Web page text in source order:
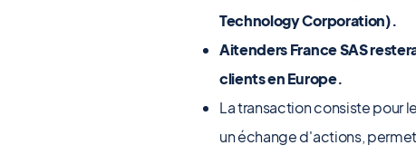
Technology Corporation).
Aitenders France SAS
clients en Europe.
La transaction consiste pour
un échange d'actions,